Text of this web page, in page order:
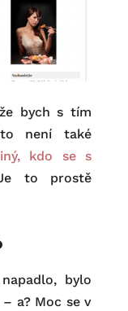
bych s tím
není také
kdo se s
to prostě
bylo
a? Moc se v